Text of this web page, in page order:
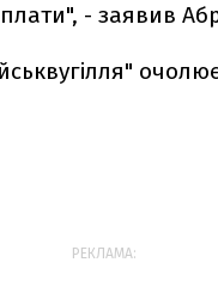
- заявив
РЕКЛАМА: